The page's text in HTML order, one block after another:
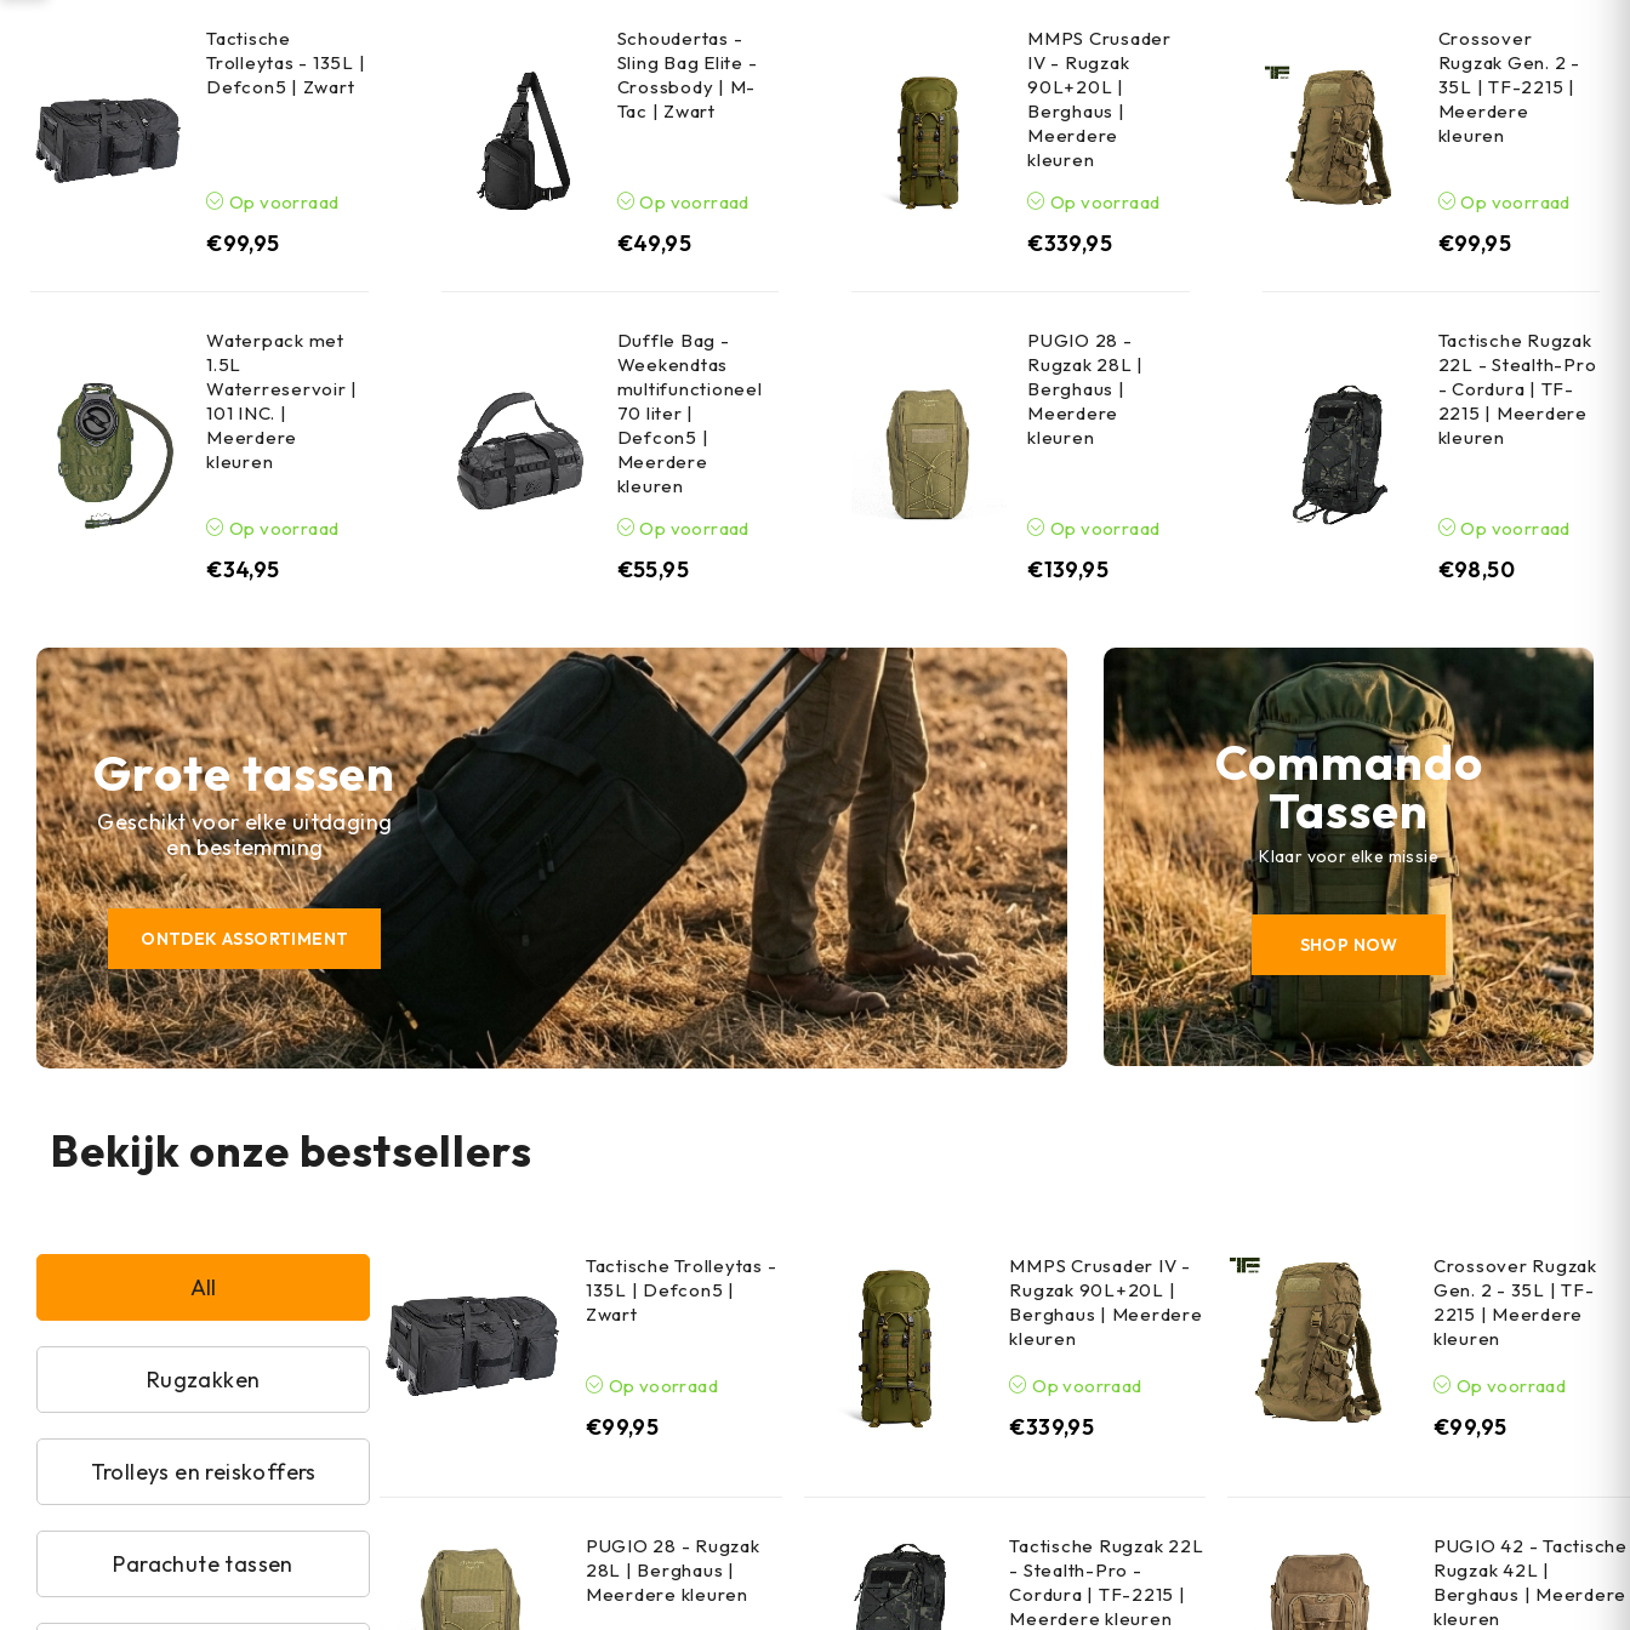
Tactische
Trolleytas - 135L |
Defcon5 | Zwart
Op voorraad
€99,95
Schoudertas -
Sling Bag Elite -
Crossbody | M-
Tac | Zwart
Op voorraad
€49,95
MMPS Crusader
IV - Rugzak
90L+20L |
Berghaus |
Meerdere
kleuren
Op voorraad
€339,95
Crossover
Rugzak Gen. 2 -
35L | TF-2215 |
Meerdere
kleuren
Op voorraad
€99,95
Waterpack met
1.5L
Waterreservoir |
101 INC. |
Meerdere
kleuren
Op voorraad
€34,95
Duffle Bag -
Weekendtas
multifunctioneel
70 liter |
Defcon5 |
Meerdere
kleuren
Op voorraad
€55,95
PUGIO 28 -
Rugzak 28L |
Berghaus |
Meerdere
kleuren
Op voorraad
€139,95
Tactische Rugzak
22L - Stealth-Pro
- Cordura | TF-
2215 | Meerdere
kleuren
Op voorraad
€98,50
Grote tassen
Geschikt voor elke uitdaging
en bestemming
ONTDEK ASSORTIMENT
Commando
Tassen
Klaar voor elke missie
SHOP NOW
Bekijk onze bestsellers
All
Rugzakken
Trolleys en reiskoffers
Parachute tassen
Tactische Trolleytas -
135L | Defcon5 |
Zwart
Op voorraad
€99,95
MMPS Crusader IV -
Rugzak 90L+20L |
Berghaus | Meerdere
kleuren
Op voorraad
€339,95
Crossover Rugzak
Gen. 2 - 35L | TF-
2215 | Meerdere
kleuren
Op voorraad
€99,95
PUGIO 28 - Rugzak
28L | Berghaus |
Meerdere kleuren
Tactische Rugzak 22L
- Stealth-Pro -
Cordura | TF-2215 |
Meerdere kleuren
PUGIO 42 - Tactische
Rugzak 42L |
Berghaus | Meerdere
kleuren